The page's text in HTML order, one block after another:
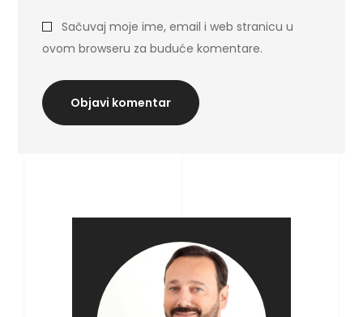
Sačuvaj moje ime, email i web stranicu u
ovom browseru za buduće komentare.
Objavi komentar